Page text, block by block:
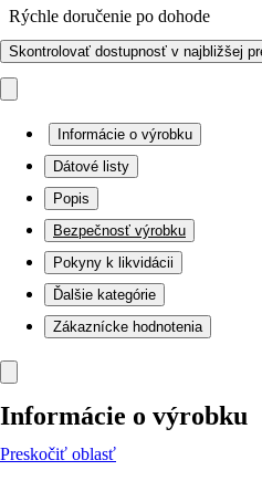
Rýchle doručenie po dohode
Skontrolovať dostupnosť v najbližšej
Informácie o výrobku
Dátové listy
Popis
Bezpečnosť výrobku
Pokyny k likvidácii
Ďalšie kategórie
Zákaznícke hodnotenia
Informácie o výrobku
Preskočiť oblasť